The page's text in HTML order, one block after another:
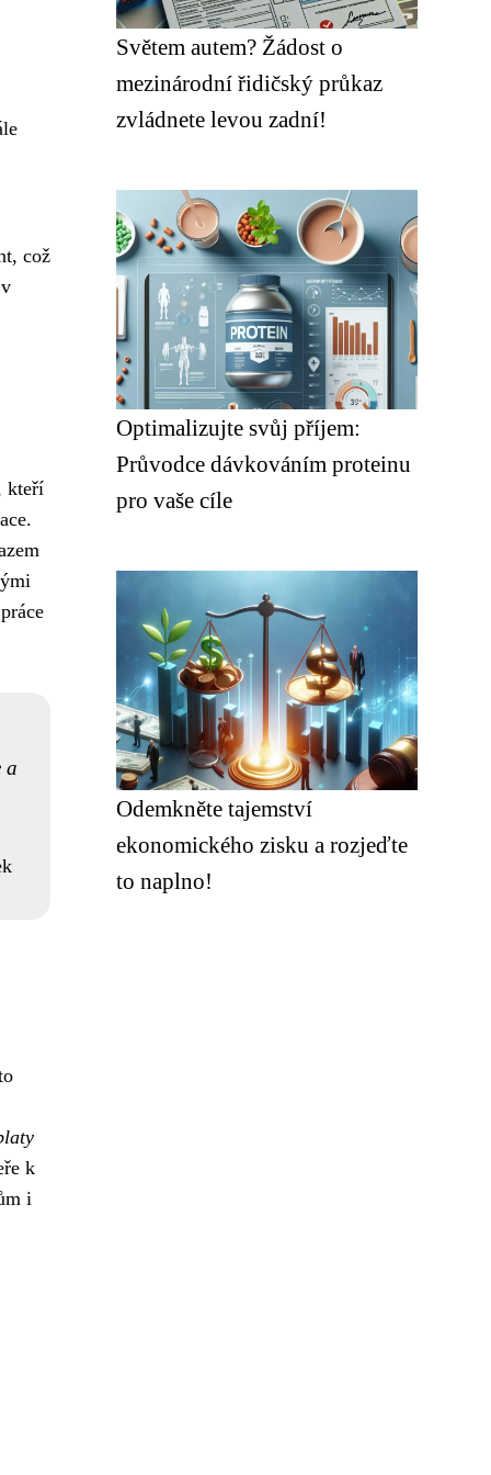
což
kteří
a
k
i
Světem autem? Žádost o
mezinárodní řidičský průkaz
zvládnete levou zadní!
Optimalizujte svůj příjem:
Průvodce dávkováním proteinu
pro vaše cíle
Odemkněte tajemství
ekonomického zisku a rozjeďte
to naplno!